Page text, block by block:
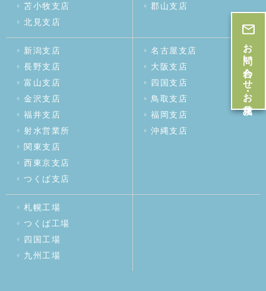
苫小牧支店
北見支店
郡山支店
新潟支店
長野支店
富山支店
金沢支店
福井支店
射水営業所
関東支店
西東京支店
つくば支店
名古屋支店
大阪支店
四国支店
鳥取支店
福岡支店
沖縄支店
札幌工場
つくば工場
四国工場
九州工場
お問い合わせ・お見積